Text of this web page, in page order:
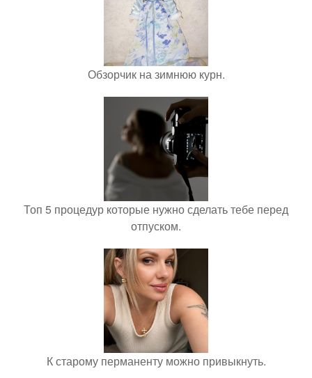
Обзорчик на зимнюю курн.
Топ 5 процедур которые нужно сделать тебе перед
отпуском.
К старому перманенту можно привыкнуть.